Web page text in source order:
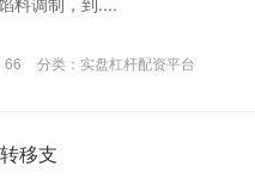
66 分类： 实盘杠杆配资平台
移支